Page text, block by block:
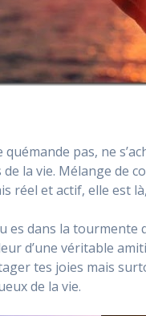
quémande pas, ne
de la vie. Mélange de
réel et actif, elle est
es dans la
d’une véritable
tes joies mais
de la vie.